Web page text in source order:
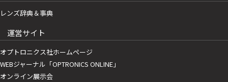
レンズ辞典＆事典
運営サイト
オプトロニクス社ホームページ
WEBジャーナル「OPTRONICS ONLINE」
オンライン展示会